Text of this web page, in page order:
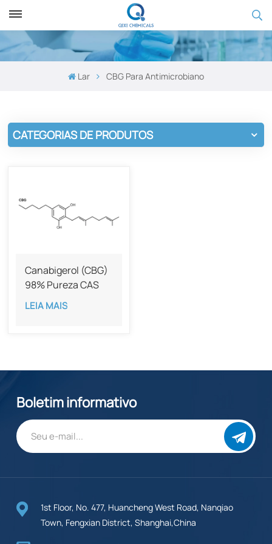
Lar CBG Para Antimicrobiano
CATEGORIAS DE PRODUTOS
Canabigerol (CBG)
98% Pureza CAS
25654-31-3
LEIA MAIS
Boletim informativo
1st Floor, No. 477, Huancheng West Road, Nanqiao
Town, Fengxian District, Shanghai,China